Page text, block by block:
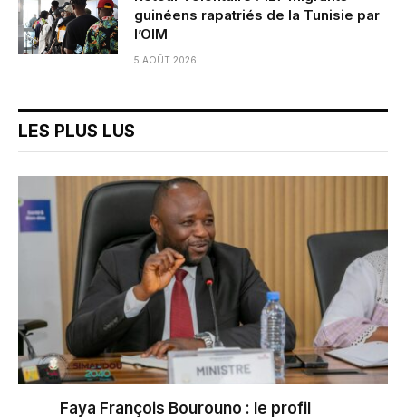
guinéens rapatriés de la Tunisie par
l’OIM
5 AOÛT 2026
LES PLUS LUS
Faya François Bourouno : le profil